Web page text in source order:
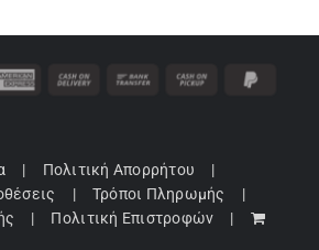
Πολιτική Απορρήτου
Τρόποι Πληρωμής
Πολιτική Επιστροφών